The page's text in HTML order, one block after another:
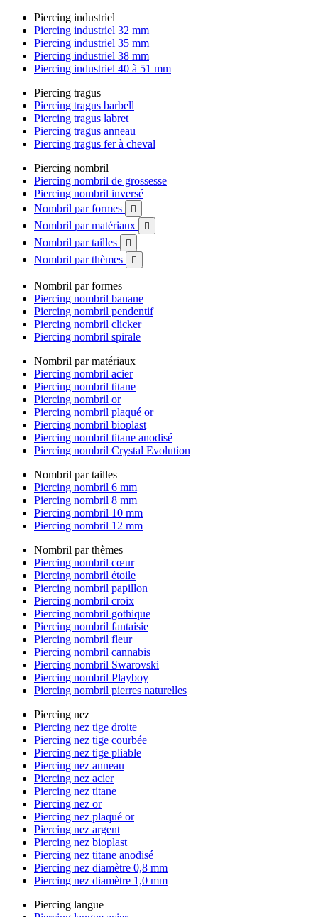
Piercing industriel
Piercing industriel 32 mm
Piercing industriel 35 mm
Piercing industriel 38 mm
Piercing industriel 40 à 51 mm
Piercing tragus
Piercing tragus barbell
Piercing tragus labret
Piercing tragus anneau
Piercing tragus fer à cheval
Piercing nombril
Piercing nombril de grossesse
Piercing nombril inversé
Nombril par formes

Nombril par matériaux 
Nombril par tailles 
Nombril par thèmes 
Nombril par formes
Piercing nombril banane
Piercing nombril pendentif
Piercing nombril clicker
Piercing nombril spirale
Nombril par matériaux
Piercing nombril acier
Piercing nombril titane
Piercing nombril or
Piercing nombril plaqué or
Piercing nombril bioplast
Piercing nombril titane anodisé
Piercing nombril Crystal Evolution
Nombril par tailles
Piercing nombril 6 mm
Piercing nombril 8 mm
Piercing nombril 10 mm
Piercing nombril 12 mm
Nombril par thèmes
Piercing nombril cœur
Piercing nombril étoile
Piercing nombril papillon
Piercing nombril croix
Piercing nombril gothique
Piercing nombril fantaisie
Piercing nombril fleur
Piercing nombril cannabis
Piercing nombril Swarovski
Piercing nombril Playboy
Piercing nombril pierres naturelles
Piercing nez
Piercing nez tige droite
Piercing nez tige courbée
Piercing nez tige pliable
Piercing nez anneau
Piercing nez acier
Piercing nez titane
Piercing nez or
Piercing nez plaqué or
Piercing nez argent
Piercing nez bioplast
Piercing nez titane anodisé
Piercing nez diamètre 0,8 mm
Piercing nez diamètre 1,0 mm
Piercing langue